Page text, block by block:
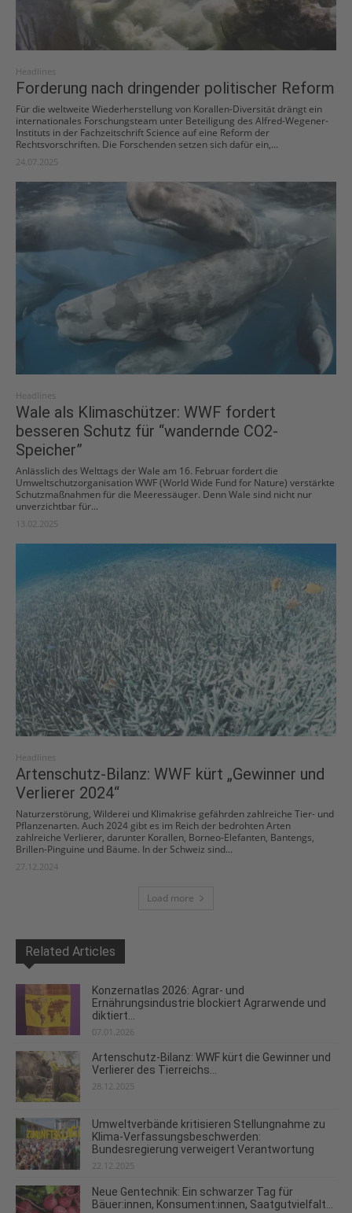
Headlines
Forderung nach dringender politischer Reform
Für die weltweite Wiederherstellung von Korallen-Diversität drängt ein
internationales Forschungsteam unter Beteiligung des Alfred-Wegener-
Instituts in der Fachzeitschrift Science auf eine Reform der
Rechtsvorschriften. Die Forschenden setzen sich dafür ein,...
24.07.2025
Headlines
Wale als Klimaschützer: WWF fordert
besseren Schutz für “wandernde CO2-
Speicher”
Anlässlich des Welttags der Wale am 16. Februar fordert die
Umweltschutzorganisation WWF (World Wide Fund for Nature) verstärkte
Schutzmaßnahmen für die Meeressäuger. Denn Wale sind nicht nur
unverzichtbar für...
13.02.2025
Headlines
Artenschutz-Bilanz: WWF kürt „Gewinner und
Verlierer 2024“
Naturzerstörung, Wilderei und Klimakrise gefährden zahlreiche Tier- und
Pflanzenarten. Auch 2024 gibt es im Reich der bedrohten Arten
zahlreiche Verlierer, darunter Korallen, Borneo-Elefanten, Bantengs,
Brillen-Pinguine und Bäume. In der Schweiz sind...
27.12.2024
Load more
Related Articles
Konzernatlas 2026: Agrar- und
Ernährungsindustrie blockiert Agrarwende und
diktiert...
07.01.2026
Artenschutz-Bilanz: WWF kürt die Gewinner und
Verlierer des Tierreichs...
28.12.2025
Umweltverbände kritisieren Stellungnahme zu
Klima-Verfassungsbeschwerden:
Bundesregierung verweigert Verantwortung
22.12.2025
Neue Gentechnik: Ein schwarzer Tag für
Bäuer:innen, Konsument:innen, Saatgutvielfalt...